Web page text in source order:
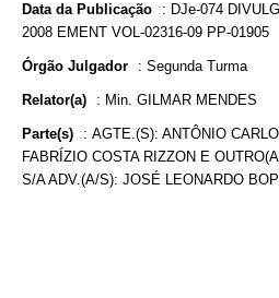
Data da Publicação : DJe-074
2008 EMENT VOL-02316-09 PP-01905
Órgão Julgador : Segunda Turma
Relator(a) : Min. GILMAR MENDES
Parte(s) : AGTE.(S): ANTÔNIO
FABRÍZIO COSTA RIZZON E
S/A ADV.(A/S): JOSÉ LEONARDO